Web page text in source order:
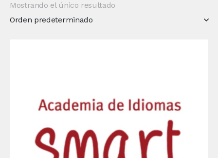
Mostrando el único resultado